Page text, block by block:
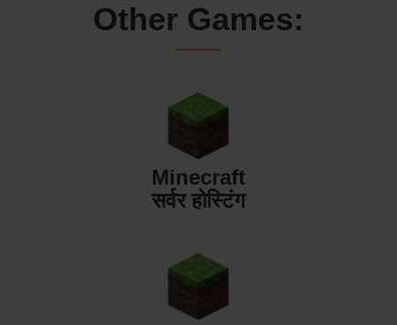
Other Games:
Minecraft
सर्वर होस्टिंग